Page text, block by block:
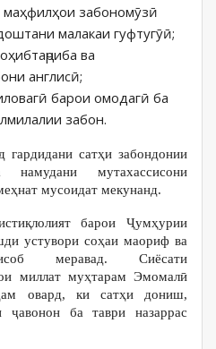
маҳфилҳои забономӯзӣ
малакаи гуфтугӯӣ;
ва
англисӣ;
барои омодагӣ ба
забон.
сатҳи забондонии
мутахассисони
мусоидат мекунанд.
барои Ҷумҳурии
устувори соҳаи маориф ва
меравад. Сиёсати
миллат муҳтарам Эмомалӣ
овард, ки сатҳи дониш,
ҷавонон ба таври назаррас